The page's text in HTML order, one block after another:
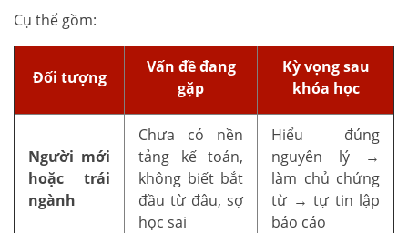
Cụ thể gồm:
Đối tượng
Vấn đề đang
gặp
Kỳ vọng sau
khóa học
Người mới
hoặc trái
ngành
Chưa có nền
tảng kế toán,
không biết bắt
đầu từ đâu, sợ
học sai
Hiểu đúng
nguyên lý →
làm chủ chứng
từ → tự tin lập
báo cáo